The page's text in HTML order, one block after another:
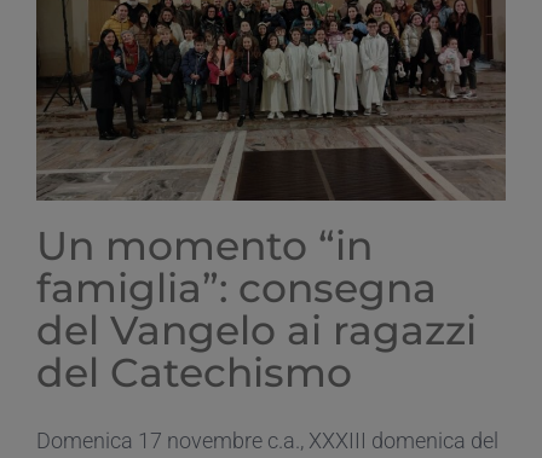
Un momento “in
famiglia”: consegna
del Vangelo ai ragazzi
del Catechismo
Domenica 17 novembre c.a., XXXIII domenica del